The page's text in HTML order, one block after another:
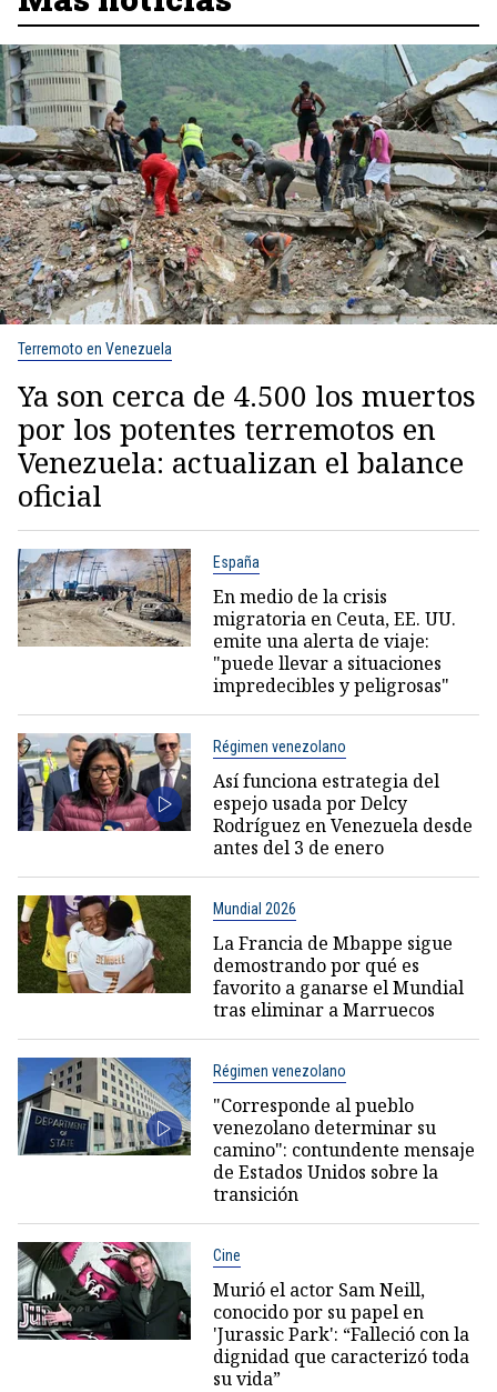
Terremoto en Venezuela
Ya son cerca de 4.500 los muertos
por los potentes terremotos en
Venezuela: actualizan el balance
oficial
España
En medio de la crisis
migratoria en Ceuta, EE. UU.
emite una alerta de viaje:
"puede llevar a situaciones
impredecibles y peligrosas"
Régimen venezolano
Así funciona estrategia del
espejo usada por Delcy
Rodríguez en Venezuela desde
antes del 3 de enero
Mundial 2026
La Francia de Mbappe sigue
demostrando por qué es
favorito a ganarse el Mundial
tras eliminar a Marruecos
Régimen venezolano
"Corresponde al pueblo
venezolano determinar su
camino": contundente mensaje
de Estados Unidos sobre la
transición
Cine
Murió el actor Sam Neill,
conocido por su papel en
'Jurassic Park': “Falleció con la
dignidad que caracterizó toda
su vida”